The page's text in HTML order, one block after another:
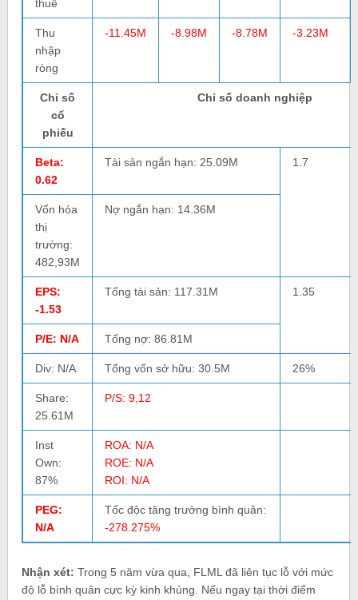
thuế
Thu
nhập
ròng
-11.45M -8.98M -8.78M -3.23M
Chỉ số
cổ
phiếu
Chỉ số doanh nghiệp
Beta:
0.62
Tài sản ngắn hạn: 25.09M 1.7
Vốn hóa
thị
trường:
482,93M
Nợ ngắn hạn: 14.36M
EPS:
-1.53
Tổng tài sản: 117.31M 1.35
P/E: N/A Tổng nợ: 86.81M
Div: N/A Tổng vốn sở hữu: 30.5M 26%
Share:
25.61M
P/S: 9,12
Inst
Own:
87%
ROA: N/A
ROE: N/A
ROI: N/A
PEG:
N/A
Tốc độc tăng trưởng bình quân:
-278.275%
Nhận xét:Trong 5 năm vừa qua, FLML đã liên tục lỗ với mức
độ lỗ bình quân cực kỳ kinh khủng. Nếu ngay tại thời điểm